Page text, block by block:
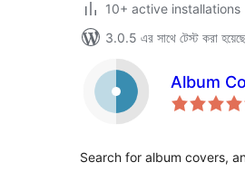
10+ active installations
3.0.5 এর সাথে টেস্ট করা হয়েছে
Album
Search for album covers,